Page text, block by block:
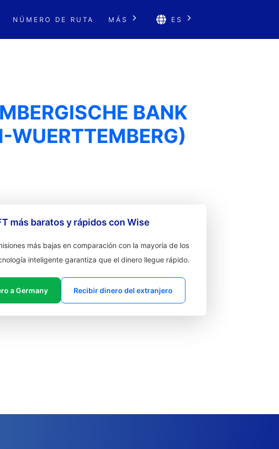
NÚMERO DE RUTA MÁS ES
BANK
WUERTTEMBERG)
más baratos y rápidos con Wise
más bajas en comparación con la mayoría de los
inteligente garantiza que el dinero llegue rápido.
a Germany Recibir dinero del extranjero